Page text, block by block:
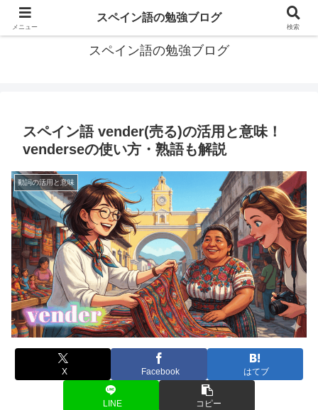
グアテマラで学習したスペイン語の備忘録
スペイン語の勉強ブログ
スペイン語 vender(売る)の活用と意味！
venderseの使い方・熟語も解説
動詞の活用と意味
X Facebook はてブ
LINE コピー
メニュー
スペイン語の勉強ブログ
検索